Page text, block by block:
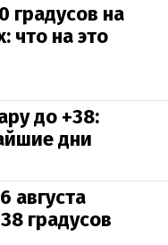
градусов на
что на это
до +38:
дни
августа
градусов